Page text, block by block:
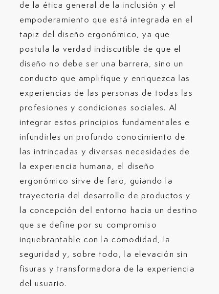
de la ética general de la inclusión y el
empoderamiento que está integrada en el
tapiz del diseño ergonómico, ya que
postula la verdad indiscutible de que el
diseño no debe ser una barrera, sino un
conducto que amplifique y enriquezca las
experiencias de las personas de todas las
profesiones y condiciones sociales. Al
integrar estos principios fundamentales e
infundirles un profundo conocimiento de
las intrincadas y diversas necesidades de
la experiencia humana, el diseño
ergonómico sirve de faro, guiando la
trayectoria del desarrollo de productos y
la concepción del entorno hacia un destino
que se define por su compromiso
inquebrantable con la comodidad, la
seguridad y, sobre todo, la elevación sin
fisuras y transformadora de la experiencia
del usuario.